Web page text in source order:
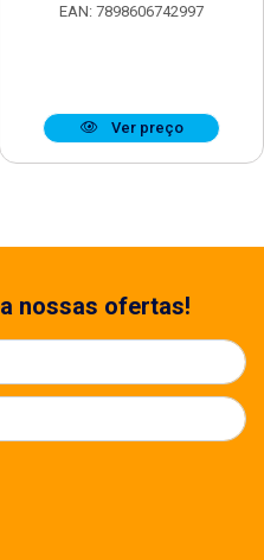
EAN: 7898606742997
Ver preço
nossas ofertas!